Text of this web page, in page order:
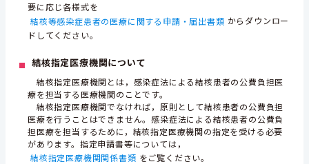
要に応じ各様式を
結核等感染症患者の医療に関する申請・届出書類 からダウンロー
ドしてください。
結核指定医療機関について
結核指定医療機関とは，感染症法による結核患者の公費負担医
療を担当する医療機関のことです。
結核指定医療機関でなければ，原則として結核患者の公費負担
医療を行うことはできません。感染症法による結核患者の公費負
担医療を担当するために，結核指定医療機関の指定を受ける必要
があります。指定申請書等については，
結核指定医療機関関係書類 をご覧ください。